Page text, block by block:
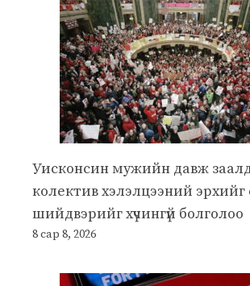
Уисконсин мужийн давж
колектив хэлэлцээний эрхийг
шийдвэрийг хүчингүй болголоо
8 сар 8, 2026